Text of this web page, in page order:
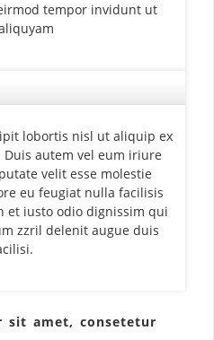
tempor invidunt ut
lobortis nisl ut aliquip ex
Duis autem vel eum iriure
velit esse molestie
eu feugiat nulla facilisis
et iusto odio dignissim qui
zzril delenit augue duis
sit amet, consetetur